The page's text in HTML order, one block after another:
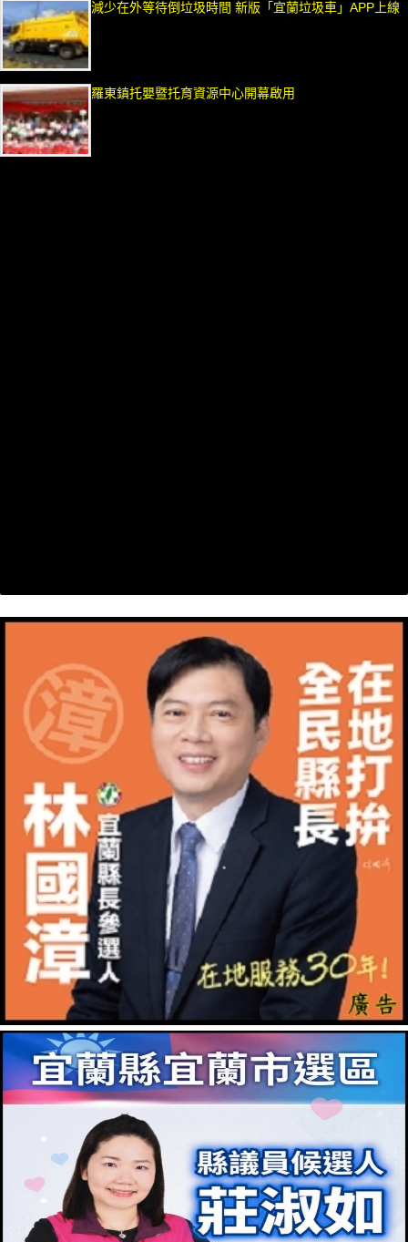
減少在外等待倒垃圾時間 新版「宜蘭垃圾車」APP上線
羅東鎮托嬰暨托育資源中心開幕啟用